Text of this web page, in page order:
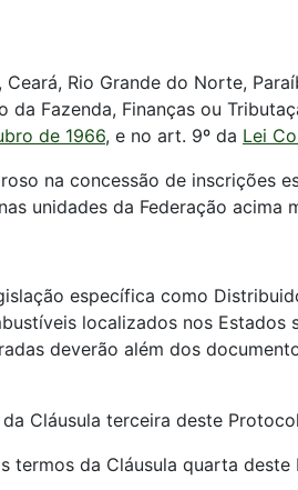
Rio Grande do Norte,
Fazenda, Finanças ou
de 1966, e no art. 9º da Lei
na concessão de inscrições
unidades da Federação acima
específica como
localizados nos
deverão além dos
Cláusula terceira deste
termos da Cláusula quarta deste